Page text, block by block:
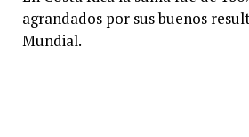
agrandados por sus buenos
Mundial.